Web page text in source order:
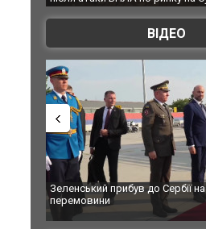
ВІДЕО
Зеленський прибув до Сербії на
перемовини